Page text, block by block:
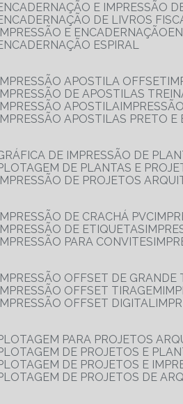
ENCADERNAÇÃO E IMPRESSÃO
ENCADERNAÇÃO DE LIVROS
IMPRESSÃO E ENCADERNAÇÃO
ENCADERNAÇÃO ESPIRAL
IMPRESSÃO APOSTILA OFFSET
IMPRESSÃO DE APOSTILAS
IMPRESSÃO APOSTILA
IMPRESSÃO APOSTILAS PRETO E
GRÁFICA DE IMPRESSÃO DE
PLOTAGEM DE PLANTAS E
IMPRESSÃO DE PROJETOS
IMPRESSÃO DE CRACHÁ PVC
IMPRESSÃO DE ETIQUETAS
IMPRESSÃO PARA CONVITES
IMPRESSÃO OFFSET DE GRANDE
IMPRESSÃO OFFSET TIRAGEM
IMPRESSÃO OFFSET DIGITAL
PLOTAGEM PARA PROJETOS
PLOTAGEM DE PROJETOS E
PLOTAGEM DE PROJETOS E
PLOTAGEM DE PROJETOS DE